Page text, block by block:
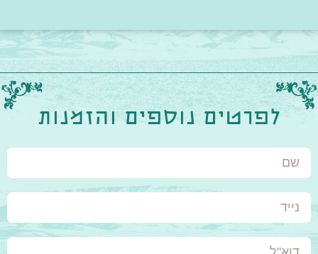
לפרטים נוספים והזמנות
שם
נייד
דוא"ל